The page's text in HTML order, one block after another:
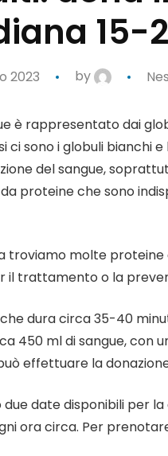
15-
2023 by
è rappresentato dai
ci sono i globuli
del sangue,
da proteine che sono
troviamo molte
il trattamento o la
dura circa 35-40
450 ml di sangue, con
effettuare la
date disponibili per
ora circa. Per